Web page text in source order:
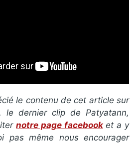
le contenu de cet article sur
le dernier clip de Patyatann,
notre page facebooket a y
pas même nous encourager